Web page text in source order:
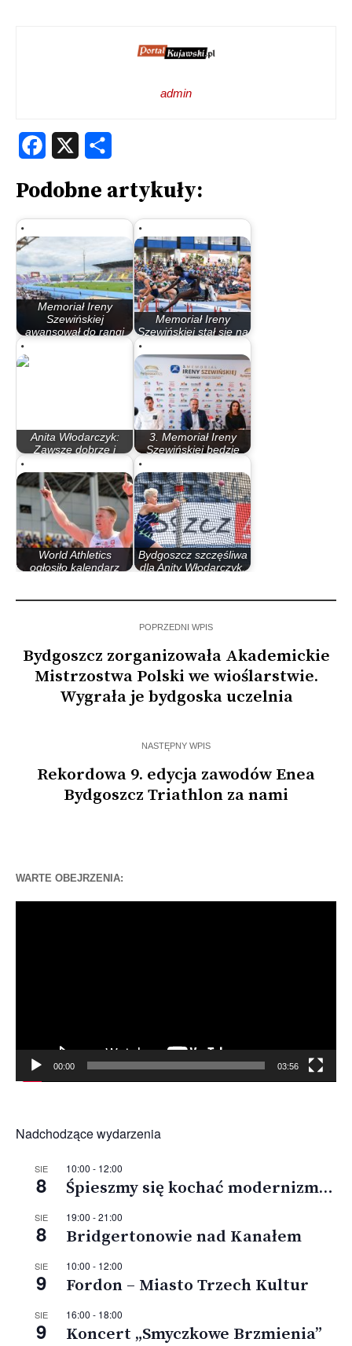
admin
Facebook
Podobne artykuły:
Memoriał Ireny
Szewińskiej
awansował do rangi
Memoriał Ireny
Szewińskiej stał się na
Anita Włodarczyk:
Zawsze dobrze i
daleko tutaj rzucałam
3. Memoriał Ireny
Szewińskiej będzie
World Athletics
ogłosiło kalendarz
Bydgoszcz szczęśliwa
dla Anity Włodarczyk.
POPRZEDNI WPIS
Bydgoszcz zorganizowała Akademickie
Mistrzostwa Polski we wioślarstwie.
Wygrała je bydgoska uczelnia
NASTĘPNY WPIS
Rekordowa 9. edycja zawodów Enea
Bydgoszcz Triathlon za nami
WARTE OBEJRZENIA:
00:00 03:56
Nadchodzące wydarzenia
SIE
8
10:00 - 12:00
Śpieszmy się kochać modernizm…
SIE
8
19:00 -21:00
Bridgertonowie nad Kanałem
SIE
9
10:00 - 12:00
Fordon – Miasto Trzech Kultur
SIE
9
16:00 - 18:00
Koncert „Smyczkowe Brzmienia”